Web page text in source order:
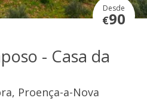
Desde
€90
- Casa da
Proença-a-Nova